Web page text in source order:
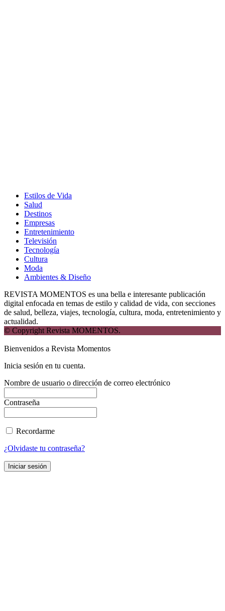
Estilos de Vida
Salud
Destinos
Empresas
Entretenimiento
Televisión
Tecnología
Cultura
Moda
Ambientes & Diseño
REVISTA MOMENTOS es una bella e interesante publicación
digital enfocada en temas de estilo y calidad de vida, con secciones
de salud, belleza, viajes, tecnología, cultura, moda, entretenimiento y
actualidad.
© Copyright Revista MOMENTOS.
Bienvenidos a Revista Momentos
Inicia sesión en tu cuenta.
Nombre de usuario o dirección de correo electrónico
Contraseña
Recordarme
¿Olvidaste tu contraseña?